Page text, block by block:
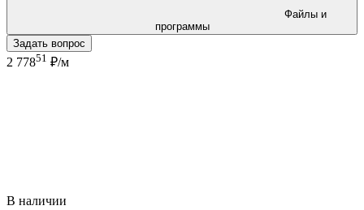
программы
Задать вопрос
2 77851 ₽/м
В наличии